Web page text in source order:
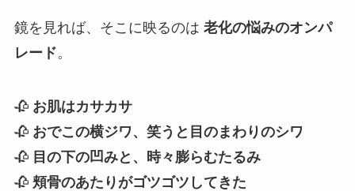
鏡を見れば、そこに映るのは 老化の悩みのオンパ
レード。
🥀 お肌はカサカサ
🥀 おでこの横ジワ、笑うと目のまわりのシワ
🥀 目の下の凹みと、時々膨らむたるみ
🥀 頬骨のあたりがゴツゴツしてきた